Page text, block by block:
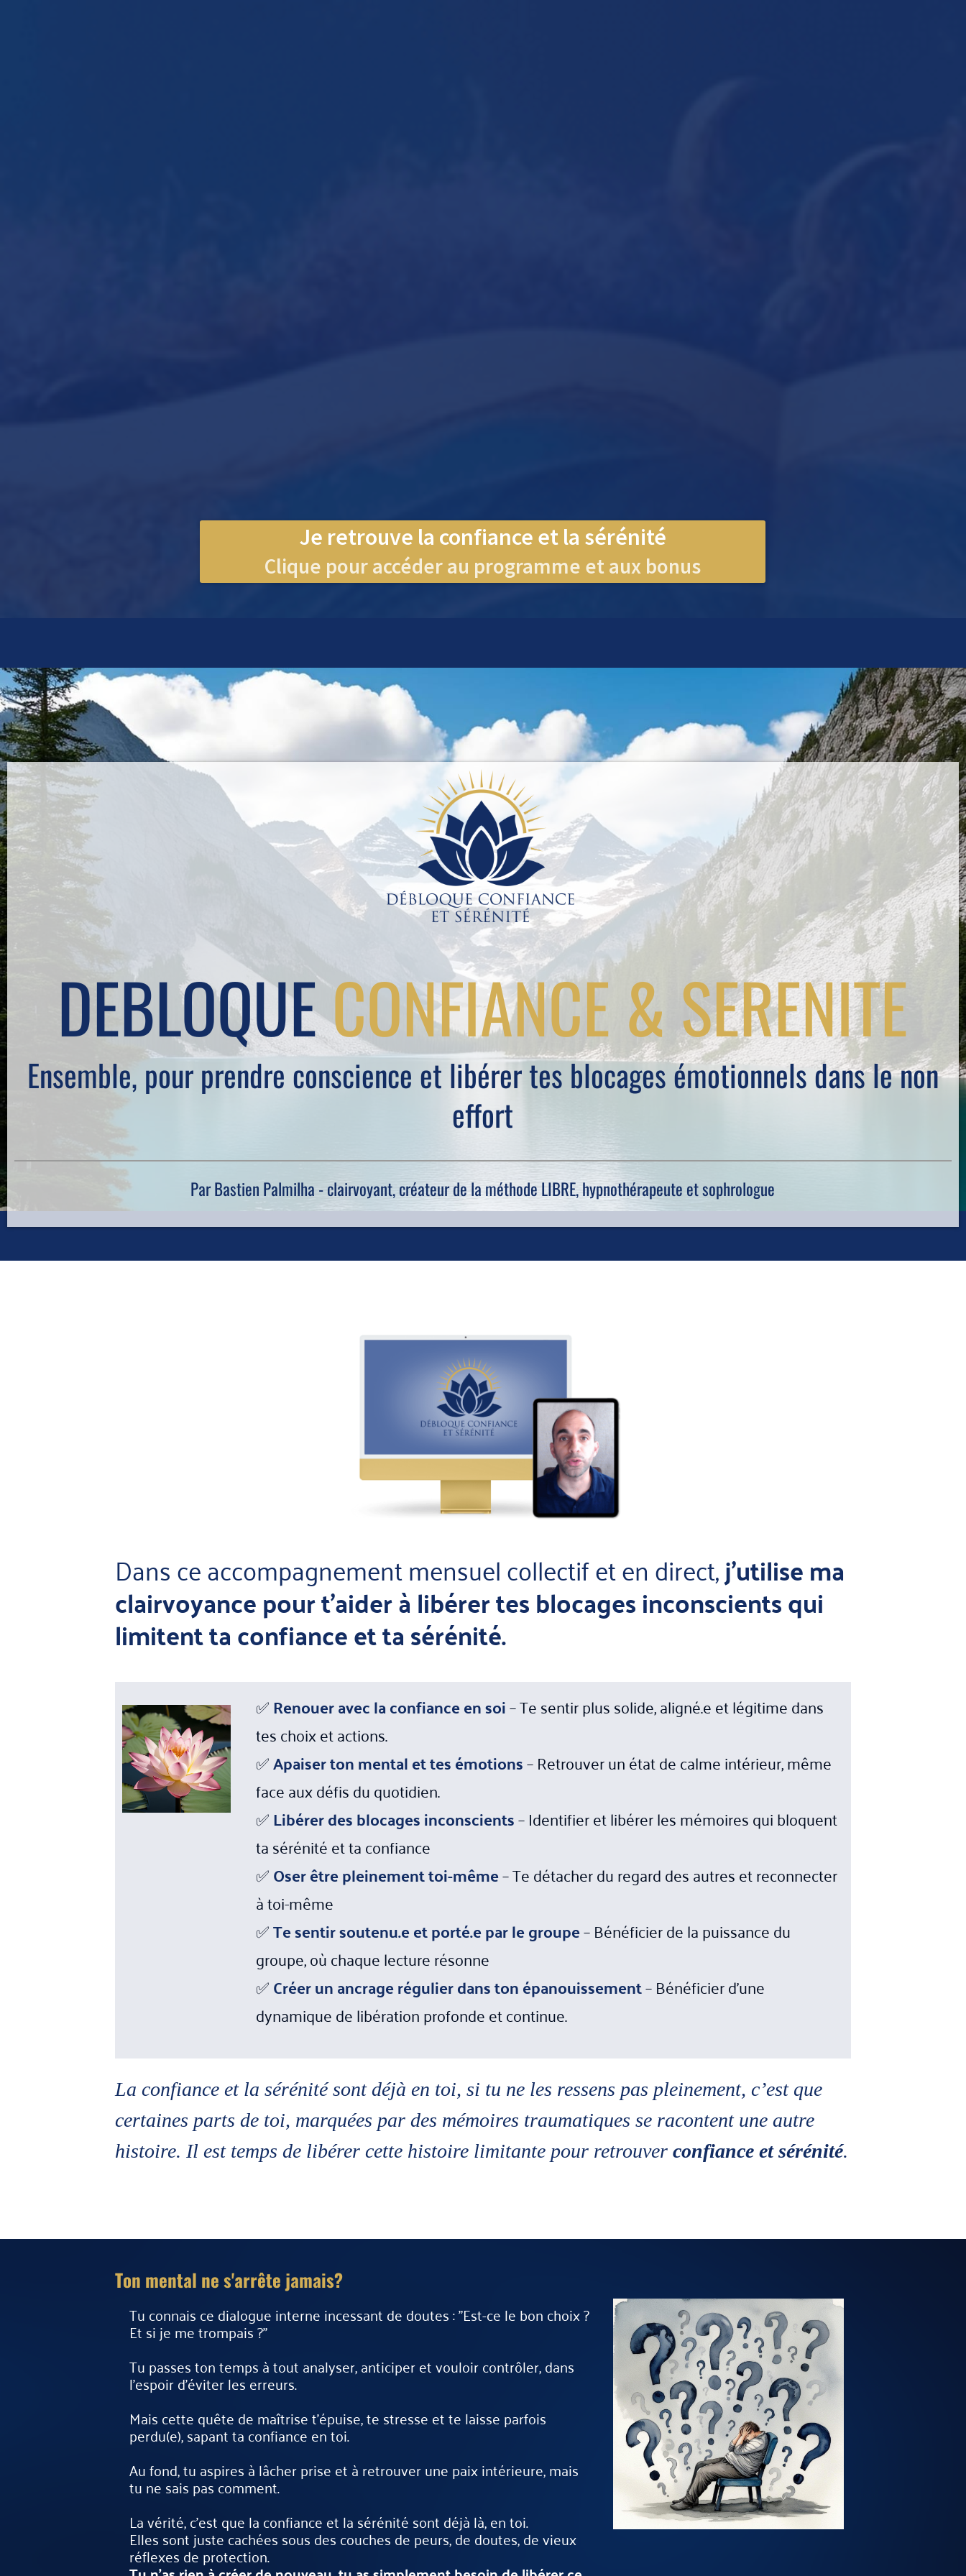
Je retrouve la confiance et la sérénité
Clique pour accéder au programme et aux bonus
DEBLOQUECONFIANCE & SERENITE
Ensemble, pour prendre conscience et libérer tes blocages émotionnels dans le non
effort
Par Bastien Palmilha - clairvoyant, créateur de la méthode LIBRE, hypnothérapeute et sophrologue
Dans ce accompagnement mensuel collectif et en direct,j'utilise ma
clairvoyance pour t'aider à libérer tes blocages inconscients qui
limitent ta confiance et ta sérénité.
✅Renouer avec la confiance en soi– Te sentir plus solide, aligné.e et légitime dans
tes choix et actions.
✅Apaiser ton mental et tes émotions– Retrouver un état de calme intérieur, même
face aux défis du quotidien.
✅Libérer des blocages inconscients– Identifier et libérer les mémoires qui bloquent
ta sérénité et ta confiance
✅Oser être pleinement toi-même– Te détacher du regard des autres et reconnecter
à toi-même
✅Te sentir soutenu.e et porté.e par le groupe– Bénéficier de la puissance du
groupe, où chaque lecture résonne
✅Créer un ancrage régulier dans ton épanouissement– Bénéficier d'une
dynamique de libération profonde et continue.
La confiance et la sérénité sont déjà en toi, si tu ne les ressens pas pleinement, c’est que
certaines parts de toi, marquées par des mémoires traumatiques se racontent une autre
histoire. Il est temps de libérer cette histoire limitante pour retrouver confiance et sérénité.
Ton mental ne s'arrête jamais?
Tu connais ce dialogue interne incessant de doutes : "Est-ce le bon choix ?
Et si je me trompais ?"
Tu passes ton temps à tout analyser, anticiper et vouloir contrôler, dans
l'espoir d'éviter les erreurs.
Mais cette quête de maîtrise t'épuise, te stresse et te laisse parfois
perdu(e), sapant ta confiance en toi.
Au fond, tu aspires à lâcher prise et à retrouver une paix intérieure, mais
tu ne sais pas comment.
La vérité, c’est que la confiance et la sérénité sont déjà là, en toi.
Elles sont juste cachées sous des couches de peurs, de doutes, de vieux
réflexes de protection.